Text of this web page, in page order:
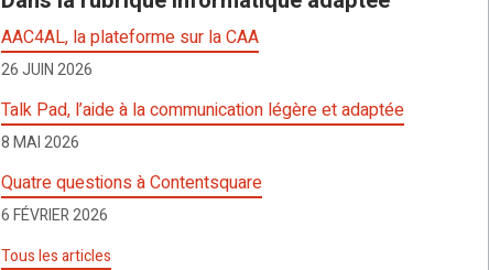
AAC4AL, la plateforme sur la CAA
26 JUIN 2026
Talk Pad, l’aide à la communication légère et adaptée
8 MAI 2026
Quatre questions à Contentsquare
6 FÉVRIER 2026
Tous les articles